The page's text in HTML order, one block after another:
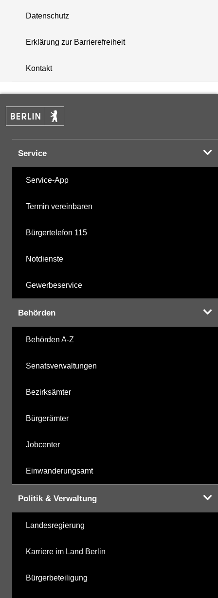
+
−
Datenschutz
Erklärung zur Barrierefreiheit
Kontakt
Service
Service-App
Termin vereinbaren
Bürgertelefon 115
Notdienste
Gewerbeservice
Behörden
Behörden A-Z
Senatsverwaltungen
Bezirksämter
Bürgerämter
Jobcenter
Einwanderungsamt
Politik & Verwaltung
Landesregierung
Karriere im Land Berlin
Bürgerbeteiligung